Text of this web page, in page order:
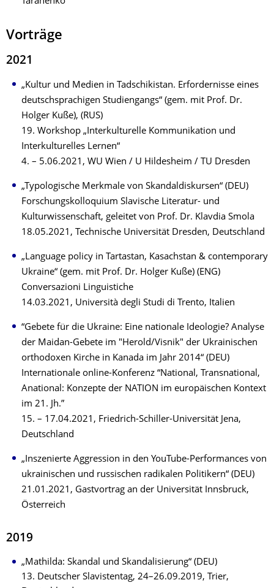
Vorträge
2021
„Kultur und Medien in Tadschikistan. Erfordernisse eines
deutschsprachigen Studiengangs“ (gem. mit Prof. Dr.
Holger Kuße), (RUS)
19. Workshop „Interkulturelle Kommunikation und
Interkulturelles Lernen“
4. – 5.06.2021, WU Wien / U Hildesheim / TU Dresden
„Typologische Merkmale von Skandaldiskursen“ (DEU)
Forschungskolloquium Slavische Literatur- und
Kulturwissenschaft, geleitet von Prof. Dr. Klavdia Smola
18.05.2021, Technische Universität Dresden, Deutschland
„Language policy in Tartastan, Kasachstan & contemporary
Ukraine“ (gem. mit Prof. Dr. Holger Kuße) (ENG)
Conversazioni Linguistiche
14.03.2021, Università degli Studi di Trento, Italien
“Gebete für die Ukraine: Eine nationale Ideologie? Analyse
der Maidan-Gebete im "Herold/Visnik" der Ukrainischen
orthodoxen Kirche in Kanada im Jahr 2014“ (DEU)
Internationale online-Konferenz “National, Transnational,
Anational: Konzepte der NATION im europäischen Kontext
im 21. Jh.”
15. – 17.04.2021, Friedrich-Schiller-Universität Jena,
Deutschland
„Inszenierte Aggression in den YouTube-Performances von
ukrainischen und russischen radikalen Politikern“ (DEU)
21.01.2021, Gastvortrag an der Universität Innsbruck,
Österreich
2019
„Mathilda: Skandal und Skandalisierung“ (DEU)
13. Deutscher Slavistentag, 24–26.09.2019, Trier,